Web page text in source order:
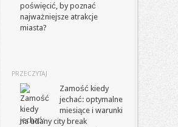
poświęcić, by poznać
najważniejsze atrakcje
miasta?
PRZECZYTAJ
Zamość kiedy
jechać: optymalne
miesiące i warunki
na udany city break